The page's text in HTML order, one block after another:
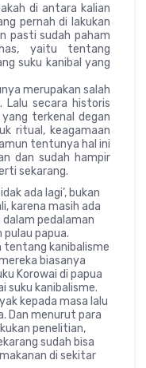
di antara kalian
pernah di lakukan
pasti sudah paham
yaitu tentang
suku kanibal yang
merupakan salah
Lalu secara historis
terkenal degan
ritual, keagamaan
tentunya hal ini
dan sudah hampir
sekarang.
ada lagi’, bukan
karena masih ada
dalam pedalaman
papua.
tentang kanibalisme
biasanya
Korowai di papua
suku kanibalisme.
kepada masa lalu
Dan menurut para
penelitian,
sudah bisa
di sekitar